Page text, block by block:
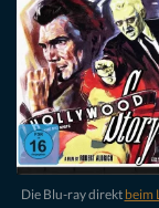
Die Blu-ray direkt beim